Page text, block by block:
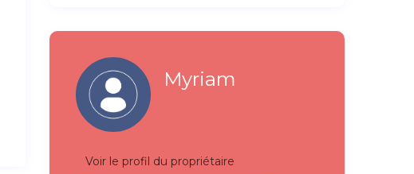
Myriam
Voir le profil du propriétaire